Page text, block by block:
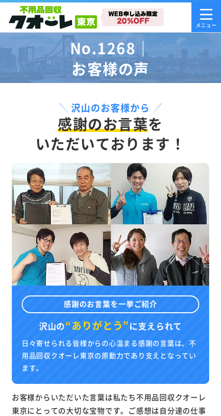
No.1268｜
お客様の声
沢山のお客様から
感謝のお言葉を
いただいております！
感謝のお言葉を一挙ご紹介
沢山の“ありがとう”に支えられて
日々寄せられる皆様からの心温まる感謝の言葉は、不
用品回収クオーレ東京の原動力であり支えとなってい
ます。
お客様からいただいた言葉は私たち不用品回収クオーレ
東京にとっての大切な宝物です。ご感想は自分達の仕事